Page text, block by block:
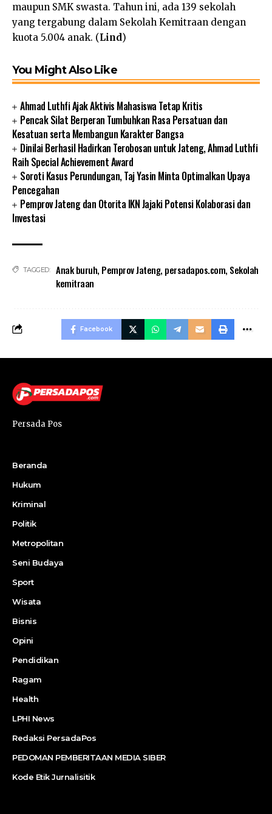
maupun SMK swasta. Tahun ini, ada 139 sekolah
yang tergabung dalam Sekolah Kemitraan dengan
kuota 5.004 anak. (Lind)
You Might Also Like
Ahmad Luthfi Ajak Aktivis Mahasiswa Tetap Kritis
Pencak Silat Berperan Tumbuhkan Rasa Persatuan dan
Kesatuan serta Membangun Karakter Bangsa
Dinilai Berhasil Hadirkan Terobosan untuk Jateng, Ahmad Luthfi
Raih Special Achievement Award
Soroti Kasus Perundungan, Taj Yasin Minta Optimalkan Upaya
Pencegahan
Pemprov Jateng dan Otorita IKN Jajaki Potensi Kolaborasi dan
Investasi
TAGGED: Anak buruh, Pemprov Jateng, persadapos.com, Sekolah
kemitraan
Facebook
Persada Pos
Beranda
Hukum
Kriminal
Politik
Metropolitan
Seni Budaya
Sport
Wisata
Bisnis
Opini
Pendidikan
Ragam
Health
LPHI News
Redaksi PersadaPos
PEDOMAN PEMBERITAAN MEDIA SIBER
Kode Etik Jurnalisitik